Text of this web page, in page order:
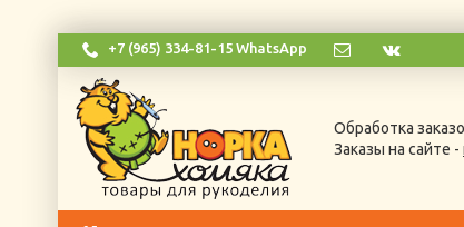
+7 (965) 334-81-15 WhatsApp
Обработка
Заказы на сайте -